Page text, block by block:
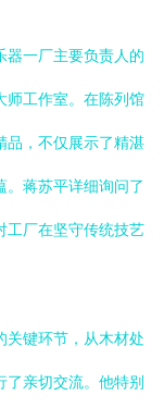
器一厂主要负责人的
师工作室。在陈列馆
品，不仅展示了精湛
。蒋苏平详细询问了
工厂在坚守传统技艺
关键环节，从木材处
亲切交流。他特别